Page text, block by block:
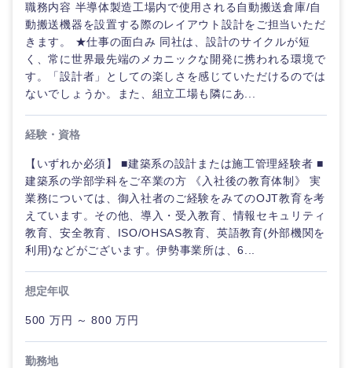
職務内容 半導体製造工場内で使用される自動搬送倉庫/自
動搬送機器を設置する際のレイアウト設計をご担当いただ
きます。 ★仕事の面白み 同社は、設計のサイクルが短
く、常に世界最先端のメカニックな開発に携われる環境で
す。「設計者」としての楽しさを感じていただけるのでは
ないでしょうか。また、組立工場も隣にあ...
経験・資格
【いずれか必須】 ■建築系の設計または施工管理経験者 ■
建築系の学部学科をご卒業の方 《入社後の教育体制》 実
業務については、御入社者のご経験をみてのOJT教育を考
えています。その他、導入・受入教育、情報セキュリティ
教育、安全教育、ISO/OHSAS教育、英語教育(外部機関を
利用)などがございます。伊勢事業所は、6...
想定年収
500 万円 ～ 800 万円
勤務地